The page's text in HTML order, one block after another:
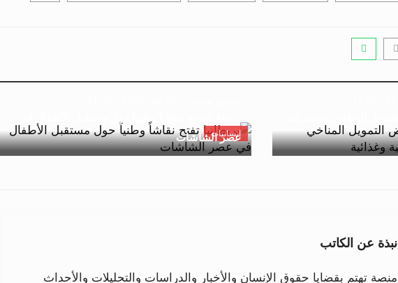
إنسانيات
عصر الشاشات
نبذة عن الكاتب
منصة تهتم بقضايا حقوق الإنسان والأخبار والدراسات والتحليلات والأحداث